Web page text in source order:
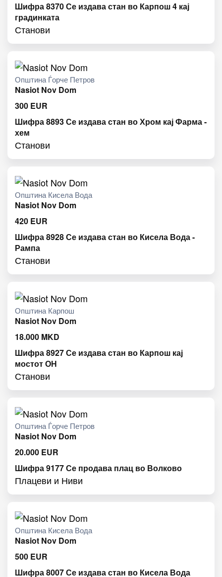
Шифра 8370 Се издава стан во Карпош 4 кај
градинката
Станови
Општина Ѓорче Петров
Nasiot Nov Dom
300 EUR
Шифра 8893 Се издава стан во Хром кај Фарма -
хем
Станови
Општина Кисела Вода
Nasiot Nov Dom
420 EUR
Шифра 8928 Се издава стан во Кисела Вода -
Рампа
Станови
Општина Карпош
Nasiot Nov Dom
18.000 MKD
Шифра 8927 Се издава стан во Карпош кај
мостот ОН
Станови
Општина Ѓорче Петров
Nasiot Nov Dom
20.000 EUR
Шифра 9177 Се продава плац во Волково
Плацеви и Ниви
Општина Кисела Вода
Nasiot Nov Dom
500 EUR
Шифра 8007 Се издава стан во Кисела Вода